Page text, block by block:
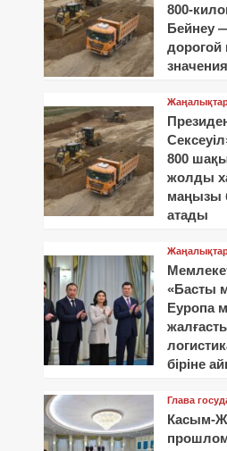
800-
Бейнеу
дорогой
значения
800
жолды
маңызы
атады
«Басты
Еуропа
біріне
Глава
Касым-